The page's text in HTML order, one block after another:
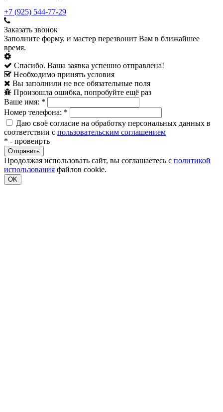
+7 (925) 544-77-29
Заказать звонок
Заполните форму, и мастер перезвонит Вам в ближайшее
время.
Спасибо. Ваша заявка успешно отправлена!
Необходимо принять условия
Вы заполнили не все обязательные поля
Произошла ошибка, попробуйте ещё раз
Ваше имя: *
Номер телефона: *
Даю своё согласие на обработку персональных данных в
соответствии с пользовательским соглашением
* - провеирть
Продолжая использовать сайт, вы соглашаетесь с политикой
использования файлов cookie.
OK